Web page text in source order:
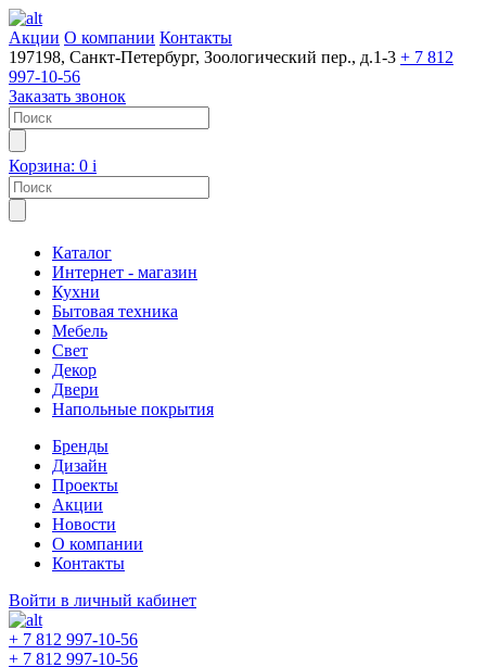
Акции О компании Контакты
197198, Санкт-Петербург, Зоологический пер., д.1-3 + 7 812
997-10-56
Заказать звонок
Корзина: 0 i
Каталог
Интернет - магазин
Кухни
Бытовая техника
Мебель
Свет
Декор
Двери
Напольные покрытия
Бренды
Дизайн
Проекты
Акции
Новости
О компании
Контакты
Войти в личный кабинет
+ 7 812 997-10-56
+ 7 812 997-10-56